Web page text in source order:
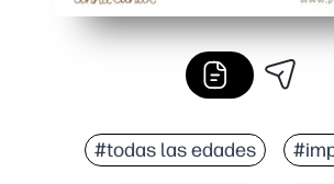
#todas las edades